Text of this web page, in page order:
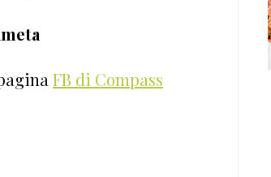
FB di Compass